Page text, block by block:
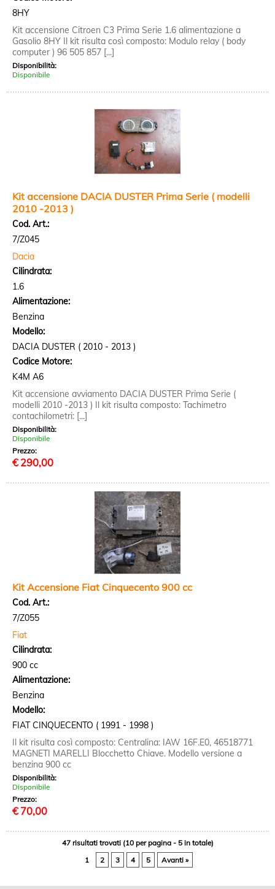
8HY
Kit accensione Citroen C3 Prima Serie 1.6 alimentazione a
Gasolio 8HY Il kit risulta così composto: Modulo relay ( body
computer ) 96 505 857 [...]
Disponibilità:
Disponibile
Kit accensione DACIA DUSTER Prima Serie ( modelli
2010 -2013 )
Cod. Art.:
7/Z045
Dacia
Cilindrata:
1.6
Alimentazione:
Benzina
Modello:
DACIA DUSTER ( 2010 - 2013 )
Codice Motore:
K4M A6
Kit accensione avviamento DACIA DUSTER Prima Serie (
modelli 2010 -2013 ) Il kit risulta composto: Tachimetro
contachilometri: [...]
Disponibilità:
Disponibile
Prezzo:
€ 290,00
Kit Accensione Fiat Cinquecento 900 cc
Cod. Art.:
7/Z055
Fiat
Cilindrata:
900 cc
Alimentazione:
Benzina
Modello:
FIAT CINQUECENTO ( 1991 - 1998 )
Il kit risulta così composto: Centralina: IAW 16F.E0, 46518771
MAGNETI MARELLI Blocchetto Chiave. Modello versione a
benzina 900 cc
Disponibilità:
Disponibile
Prezzo:
€ 70,00
47 risultati trovati (10 per pagina - 5 in totale)
1
2 3 4 5 Avanti »